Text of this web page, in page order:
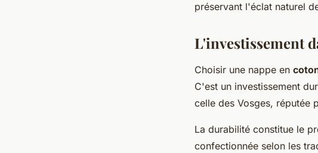
préservant l'éclat naturel
L'investissement
Choisir une nappe en
C'est un investissement
celle des Vosges, réputée
La durabilité constitue le
confectionnée selon les